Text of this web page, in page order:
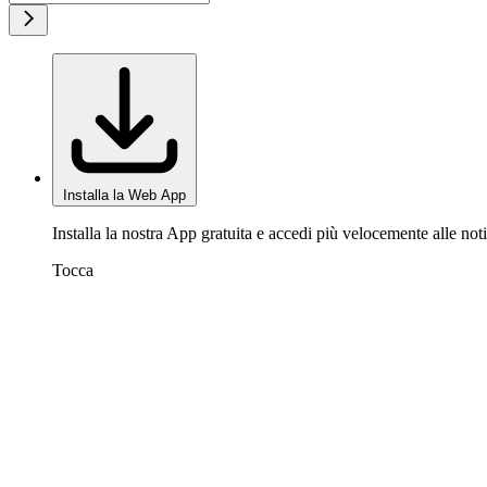
Installa la Web App
Installa la nostra App gratuita e accedi più velocemente alle
Tocca